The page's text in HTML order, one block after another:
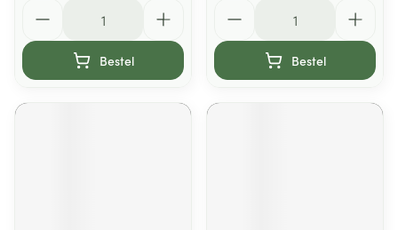
Bestel Bestel